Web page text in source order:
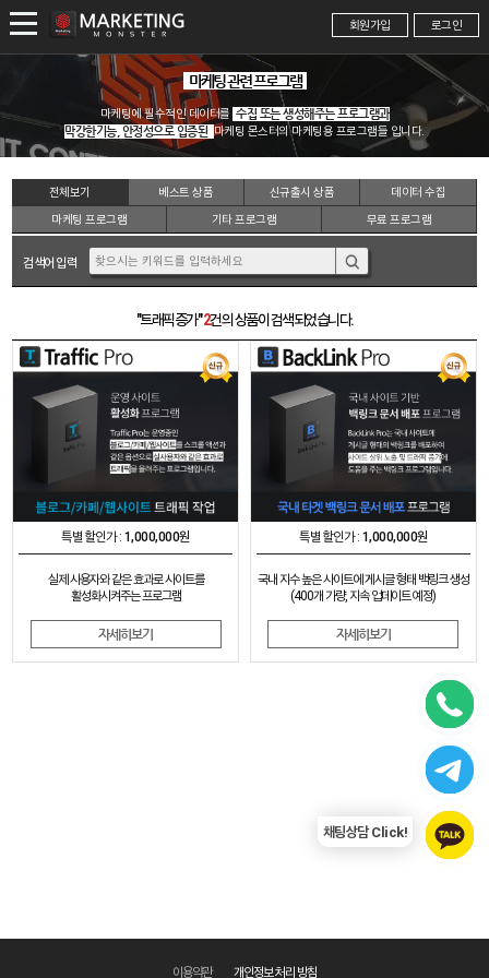
로그인
회원가입
마케팅 관련 프로그램
마케팅에 필수적인 데이터를 수집 또는 생성해주는 프로그램과
막강한기능, 안정성으로 입증된 마케팅 몬스터의 마케팅용 프로그램들 입니다.
전체 보기 베스트상품 신규출시상품 데이터수집
마케팅프로그램 기타프로그램 무료프로그램
검색어 입력
"트래픽증가"2건의 상품이 검색되었습니다.
특별 할인가 : 1,000,000원
실제 사용자와 같은 효과로사이트를
활성화시켜주는 프로그램
자세히보기
특별 할인가 : 1,000,000원
국내 지수 높은 사이트에 게시글 형태 백링크 생성
(400개 가량, 지속 업데이트 예정)
자세히보기
채팅상담 Click!
이용약관 개인정보 처리 방침